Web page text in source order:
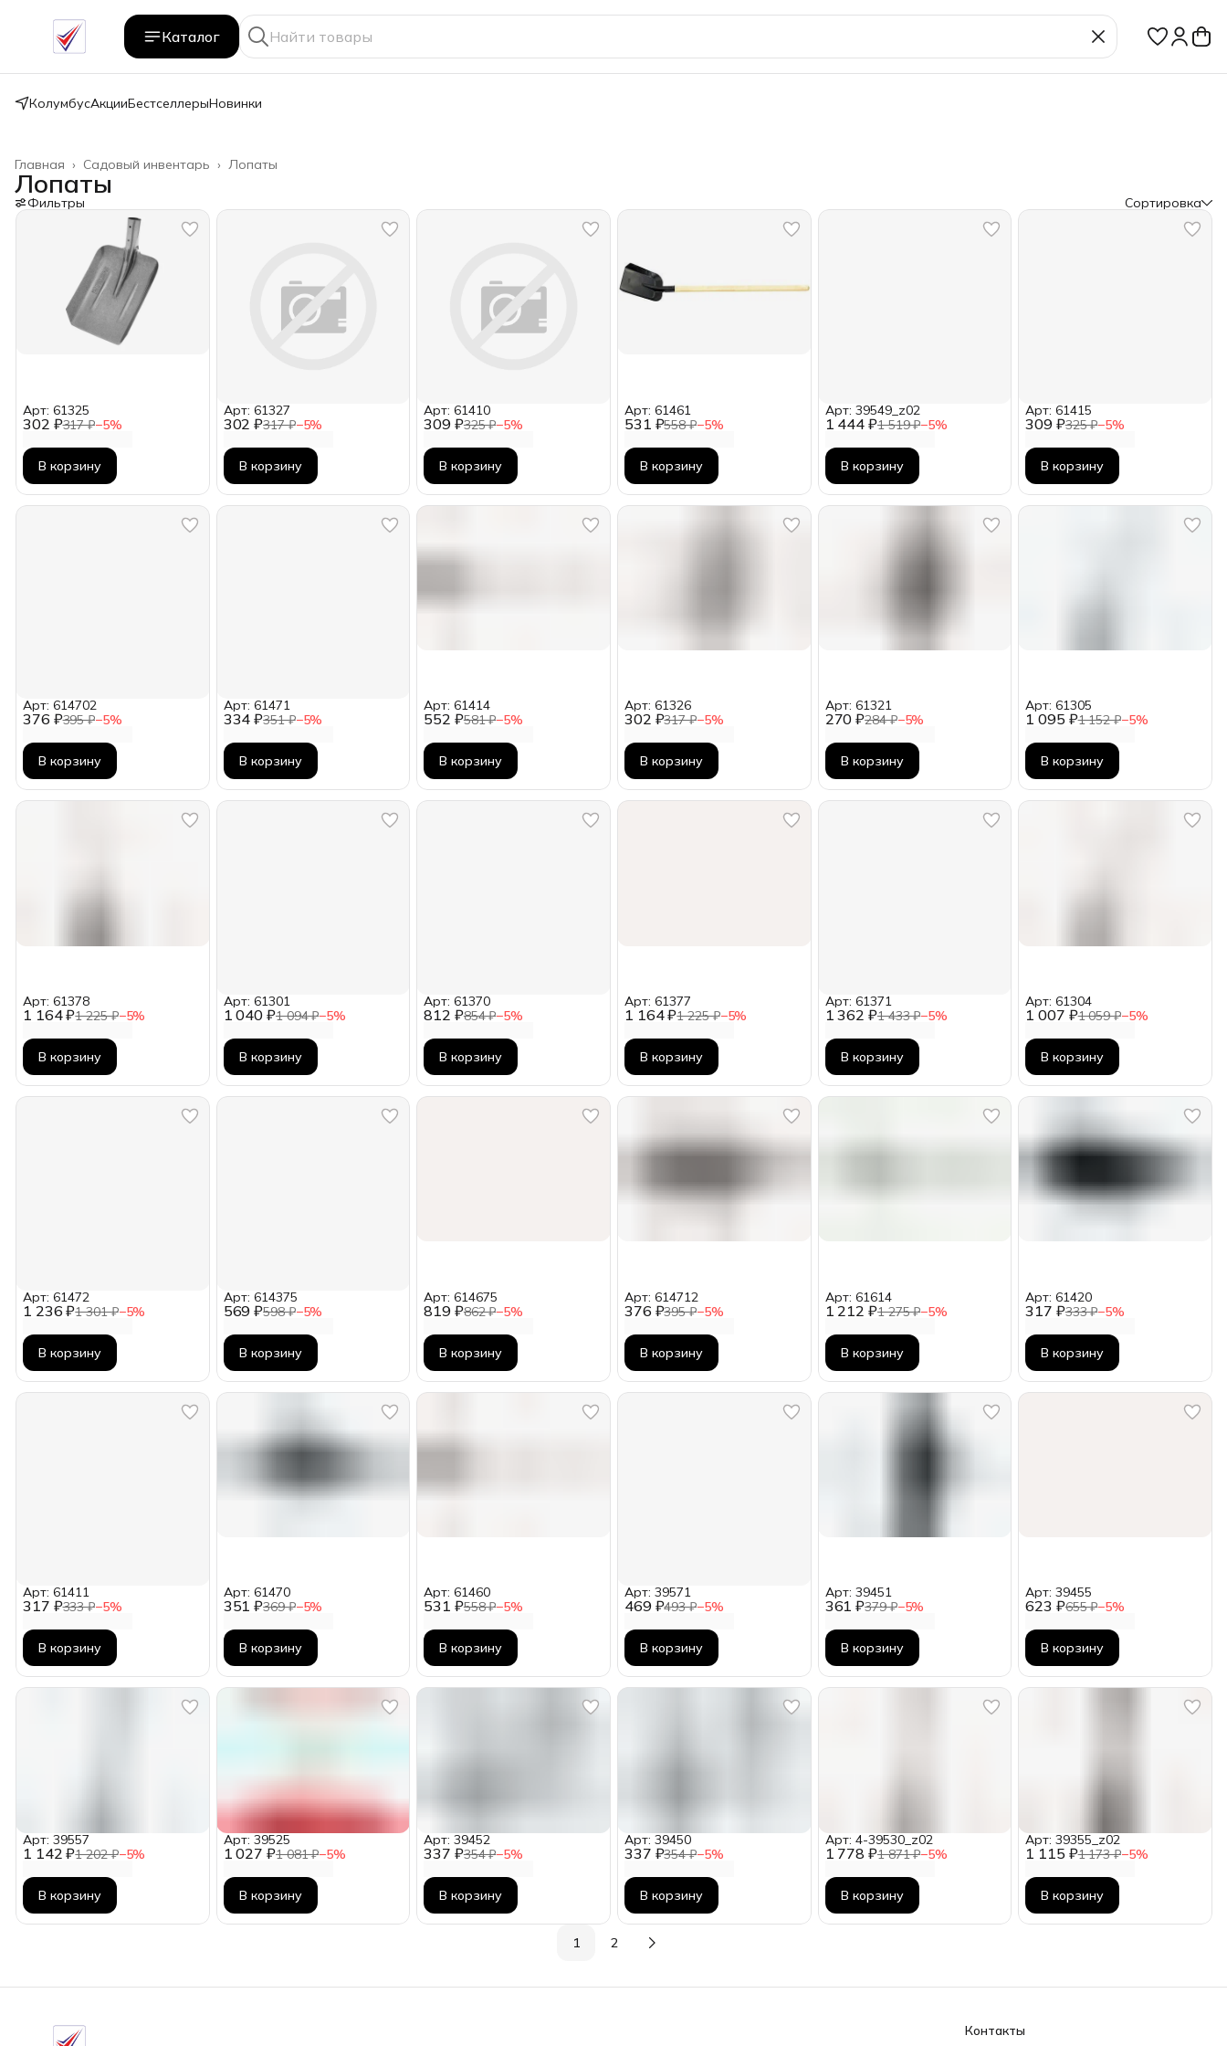
Каталог
КолумбусАкцииБестселлерыНовинки
Лопаты
Садовый инвентарь ›
Главная ›
Лопаты
Фильтры Сортировка
302 ₽317 ₽−5%
Арт: 61325
В корзину
302 ₽317 ₽−5%
Арт: 61327
В корзину
309 ₽325 ₽−5%
Арт: 61410
В корзину
531 ₽558 ₽−5%
Арт: 61461
В корзину
1 444 ₽1 519 ₽−5%
Арт: 39549_z02
В корзину
309 ₽325 ₽−5%
Арт: 61415
В корзину
376 ₽395 ₽−5%
Арт: 614702
В корзину
334 ₽351 ₽−5%
Арт: 61471
В корзину
552 ₽581 ₽−5%
Арт: 61414
В корзину
302 ₽317 ₽−5%
Арт: 61326
В корзину
270 ₽284 ₽−5%
Арт: 61321
В корзину
1 095 ₽1 152 ₽−5%
Арт: 61305
В корзину
1 164 ₽1 225 ₽−5%
Арт: 61378
В корзину
1 040 ₽1 094 ₽−5%
Арт: 61301
В корзину
812 ₽854 ₽−5%
Арт: 61370
В корзину
1 164 ₽1 225 ₽−5%
Арт: 61377
В корзину
1 362 ₽1 433 ₽−5%
Арт: 61371
В корзину
1 007 ₽1 059 ₽−5%
Арт: 61304
В корзину
1 236 ₽1 301 ₽−5%
Арт: 61472
В корзину
569 ₽598 ₽−5%
Арт: 614375
В корзину
819 ₽862 ₽−5%
Арт: 614675
В корзину
376 ₽395 ₽−5%
Арт: 614712
В корзину
1 212 ₽1 275 ₽−5%
Арт: 61614
В корзину
317 ₽333 ₽−5%
Арт: 61420
В корзину
317 ₽333 ₽−5%
Арт: 61411
В корзину
351 ₽369 ₽−5%
Арт: 61470
В корзину
531 ₽558 ₽−5%
Арт: 61460
В корзину
469 ₽493 ₽−5%
Арт: 39571
В корзину
361 ₽379 ₽−5%
Арт: 39451
В корзину
623 ₽655 ₽−5%
Арт: 39455
В корзину
1 142 ₽1 202 ₽−5%
Арт: 39557
В корзину
1 027 ₽1 081 ₽−5%
Арт: 39525
В корзину
337 ₽354 ₽−5%
Арт: 39452
В корзину
337 ₽354 ₽−5%
Арт: 39450
В корзину
1 778 ₽1 871 ₽−5%
Арт: 4-39530_z02
В корзину
1 115 ₽1 173 ₽−5%
Арт: 39355_z02
В корзину
1 2
Контакты